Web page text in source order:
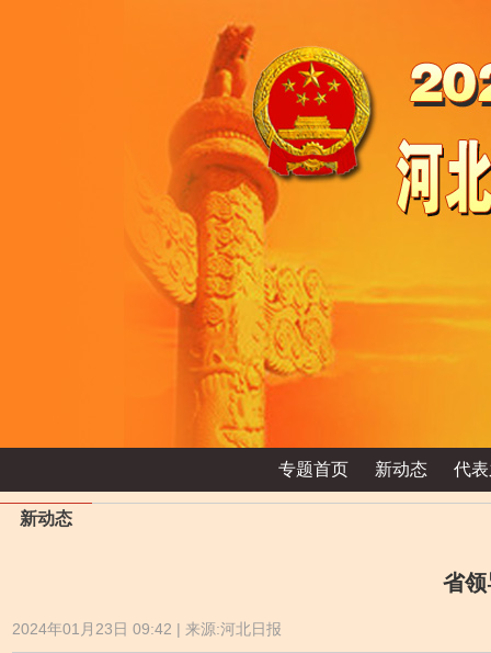
专题首页 新动态 代
新动态
省
2024年01月23日 09:42 | 来源:河北日报